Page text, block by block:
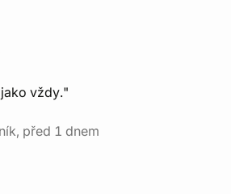
vždy."
před 1 dnem